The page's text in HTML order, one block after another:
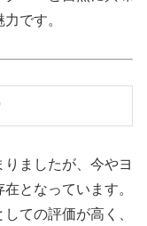
です。
ましたが、今やヨ
となっています。
ての評価が高く、